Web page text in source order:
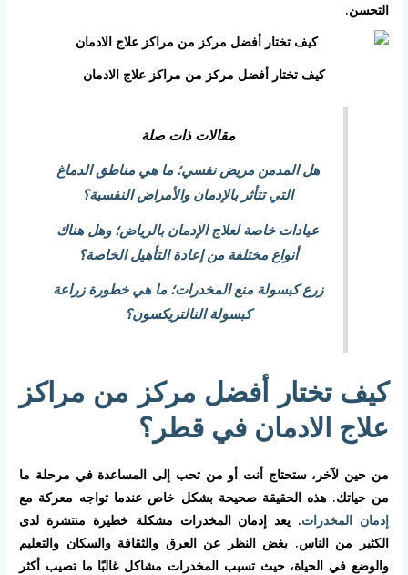
التحسن.
كيف تختار أفضل مركز من مراكز علاج الادمان
مقالات ذات صلة
هل المدمن مريض نفسي؛ ما هي مناطق الدماغ
التي تتأثر بالإدمان والأمراض النفسية؟
عيادات خاصة لعلاج الإدمان بالرياض؛ وهل هناك
أنواع مختلفة من إعادة التأهيل الخاصة؟
زرع كبسولة منع المخدرات؛ ما هي خطورة زراعة
كبسولة النالتريكسون؟
كيف تختار أفضل مركز من مراكز
علاج الادمان في قطر؟
من حين لآخر، ستحتاج أنت أو من تحب إلى المساعدة في مرحلة ما
من حياتك. هذه الحقيقة صحيحة بشكل خاص عندما تواجه معركة مع
إدمان المخدرات. يعد إدمان المخدرات مشكلة خطيرة منتشرة لدى
الكثير من الناس. بغض النظر عن العرق والثقافة والسكان والتعليم
والوضع في الحياة، حيث تسبب المخدرات مشاكل غالبًا ما تصيب أكثر